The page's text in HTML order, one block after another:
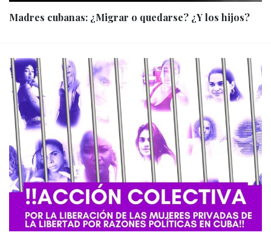
Madres cubanas: ¿Migrar o quedarse? ¿Y los hijos?